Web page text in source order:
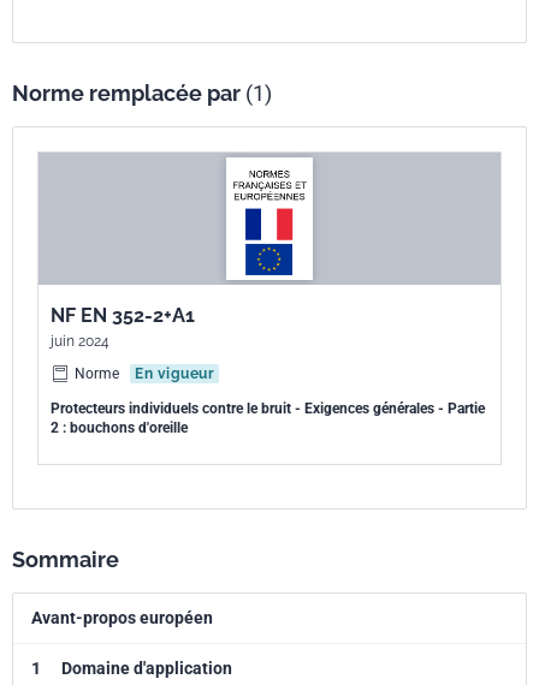
Norme remplacée par (1)
NF EN 352-2+A1
juin 2024
Norme
En vigueur
Protecteurs individuels contre le bruit - Exigences générales - Partie
2 : bouchons d'oreille
Sommaire
Avant-propos européen
1 Domaine d'application